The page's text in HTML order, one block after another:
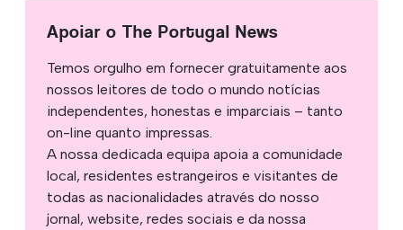
Apoiar o The Portugal News
Temos orgulho em fornecer gratuitamente aos
nossos leitores de todo o mundo notícias
independentes, honestas e imparciais – tanto
on-line quanto impressas.
A nossa dedicada equipa apoia a comunidade
local, residentes estrangeiros e visitantes de
todas as nacionalidades através do nosso
jornal, website, redes sociais e da nossa